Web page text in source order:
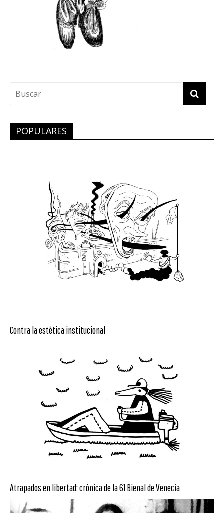
POPULARES
Contra la estética institucional
Atrapados en libertad: crónica de la 61 Bienal de Venecia